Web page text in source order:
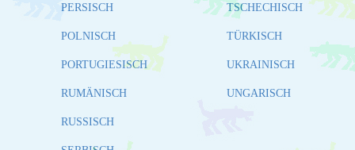
PERSISCH
POLNISCH
PORTUGIESISCH
RUMÄNISCH
RUSSISCH
TSCHECHISCH
TÜRKISCH
UKRAINISCH
UNGARISCH